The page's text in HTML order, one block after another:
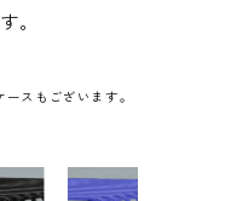
。
スもございます。